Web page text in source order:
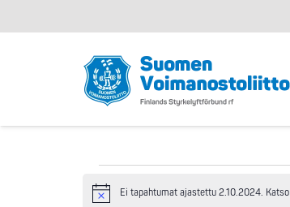
Tapahtumat
Notice Ei tapahtumat ajastettu 2.10.2024. Katso